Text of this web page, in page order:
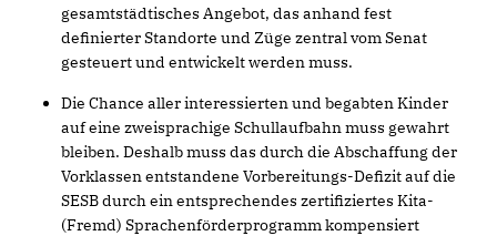
gesamtstädtisches Angebot, das anhand fest
definierter Standorte und Züge zentral vom Senat
gesteuert und entwickelt werden muss.
Die Chance aller interessierten und begabten Kinder
auf eine zweisprachige Schullaufbahn muss gewahrt
bleiben. Deshalb muss das durch die Abschaffung der
Vorklassen entstandene Vorbereitungs-Defizit auf die
SESB durch ein entsprechendes zertifiziertes Kita-
(Fremd) Sprachenförderprogramm kompensiert